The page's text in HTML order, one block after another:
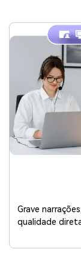
Grave
qualidade